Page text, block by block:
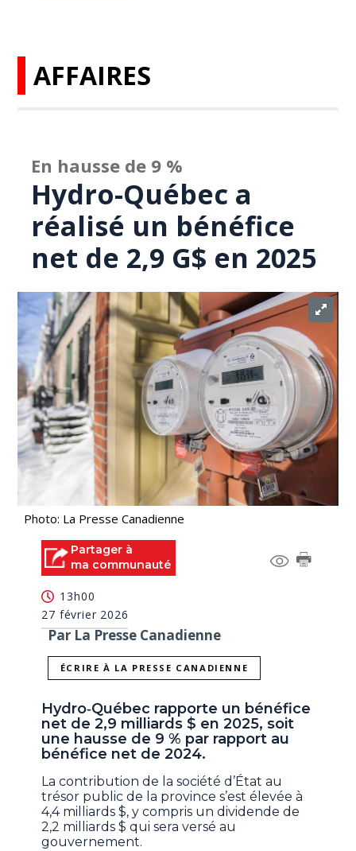
AFFAIRES
En hausse de 9 %
Hydro-Québec a
réalisé un bénéfice
net de 2,9 G$ en 2025
Photo: La Presse Canadienne
Partager à
ma communauté
13h00
27 février 2026
Par La Presse Canadienne
ÉCRIRE À LA PRESSE CANADIENNE
Hydro‑Québec rapporte un bénéfice
net de 2,9 milliards $ en 2025, soit
une hausse de 9 % par rapport au
bénéfice net de 2024.
La contribution de la société d’État au
trésor public de la province s’est élevée à
4,4 milliards $, y compris un dividende de
2,2 milliards $ qui sera versé au
gouvernement.